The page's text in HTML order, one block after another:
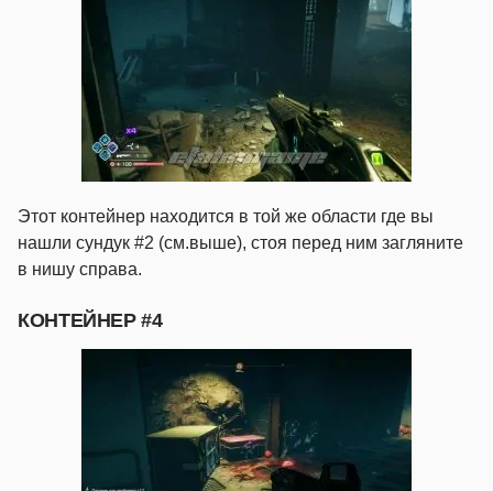
Этот контейнер находится в той же области где вы
нашли сундук #2 (см.выше), стоя перед ним загляните
в нишу справа.
КОНТЕЙНЕР #4